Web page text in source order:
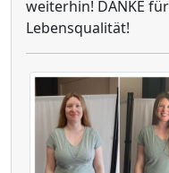
weiterhin! DANKE
Lebensqualität!